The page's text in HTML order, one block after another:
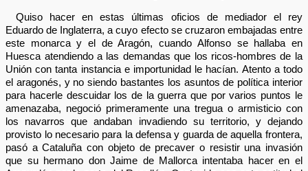
Quiso hacer en estas últimas oficios de mediador el rey
Eduardo de Inglaterra, a cuyo efecto se cruzaron embajadas entre
este monarca y el de Aragón, cuando Alfonso se hallaba en
Huesca atendiendo a las demandas que los ricos-hombres de la
Unión con tanta instancia e importunidad le hacían. Atento a todo
el aragonés, y no siendo bastantes los asuntos de política interior
para hacerle descuidar los de la guerra que por varios puntos le
amenazaba, negoció primeramente una tregua o armisticio con
los navarros que andaban invadiendo su territorio, y dejando
provisto lo necesario para la defensa y guarda de aquella frontera,
pasó a Cataluña con objeto de precaver o resistir una invasión
que su hermano don Jaime de Mallorca intentaba hacer en el